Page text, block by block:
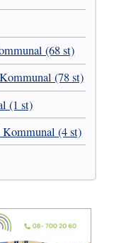
(68 st)
(78 st)
(1 st)
(4 st)